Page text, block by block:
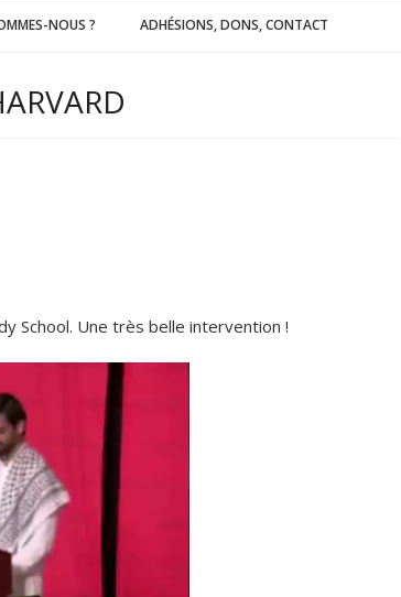
NOUS ? ADHÉSIONS, DONS, CONTACT
School. Une très belle intervention !